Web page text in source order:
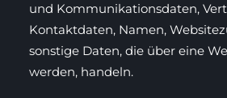
und Kommunikationsdaten,
Kontaktdaten, Namen,
sonstige Daten, die über eine
werden, handeln.